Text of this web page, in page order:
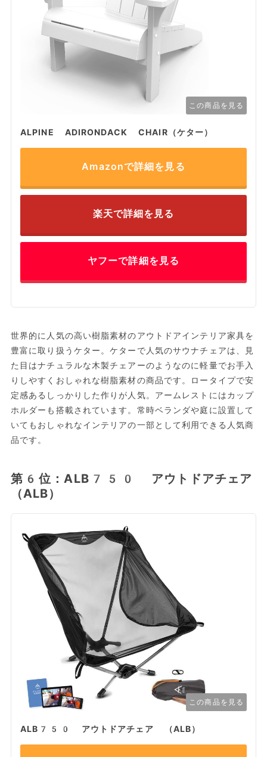
この商品を見る
ALPINE ADIRONDACK CHAIR（ケター）
Amazonで詳細を見る
楽天で詳細を見る
ヤフーで詳細を見る
世界的に人気の高い樹脂素材のアウトドアインテリア家具を
豊富に取り扱うケター。ケターで人気のサウナチェアは、見
た目はナチュラルな木製チェアーのようなのに軽量でお手入
りしやすくおしゃれな樹脂素材の商品です。ロータイプで安
定感あるしっかりした作りが人気。アームレストにはカップ
ホルダーも搭載されています。常時ベランダや庭に設置して
いてもおしゃれなインテリアの一部として利用できる人気商
品です。
第6位：ALB750 アウトドアチェア
（ALB）
この商品を見る
ALB750 アウトドアチェア （ALB）